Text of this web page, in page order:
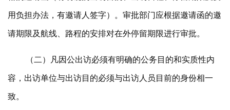
用负担办法，有邀请人签字）。审批部门应根据邀请函的邀
请期限及航线、路程的安排对在外停留期限进行审批。
（二）凡因公出访必须有明确的公务目的和实质性内
容，出访单位与出访目的必须与出访人员目前的身份相一
致。